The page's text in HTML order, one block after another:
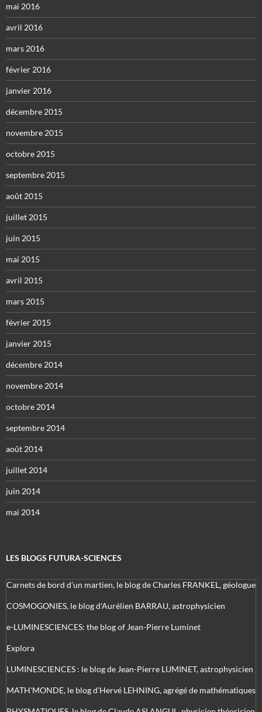
mai 2016
avril 2016
mars 2016
février 2016
janvier 2016
décembre 2015
novembre 2015
octobre 2015
septembre 2015
août 2015
juillet 2015
juin 2015
mai 2015
avril 2015
mars 2015
février 2015
janvier 2015
décembre 2014
novembre 2014
octobre 2014
septembre 2014
août 2014
juillet 2014
juin 2014
mai 2014
LES BLOGS FUTURA-SCIENCES
Carnets de bord d’un martien, le blog de Charles FRANKEL, géologue
COSMOGONIES, le blog d'Aurélien BARRAU, astrophysicien
e-LUMINESCIENCES: the blog of Jean-Pierre Luminet
Explora
LUMINESCIENCES : le blog de Jean-Pierre LUMINET, astrophysicien
MATH'MONDE, le blog d'Hervé LEHNING, agrégé de mathématiques